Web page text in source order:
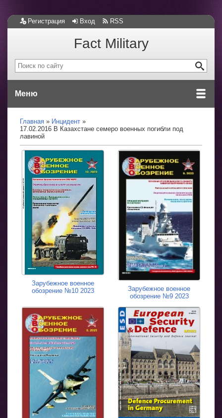
Регистрация Вход RSS
Fact Military
Меню
Главная
Инцидент
17.02.2016 В Казахстане семеро военных погибли под
лавиной
Зарубежное военное
обозрение №10 2023
Зарубежное военное
обозрение №9 2023